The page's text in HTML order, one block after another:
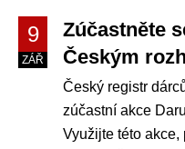
9
ZÁŘ
Zúčastněte
Českým
Český registr
zúčastní akce
Využijte této akce,